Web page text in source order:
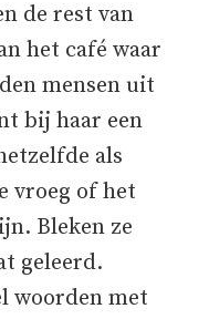
de rest van
het café waar
mensen uit
bij haar een
als
vroeg of het
Bleken ze
geleerd.
woorden met